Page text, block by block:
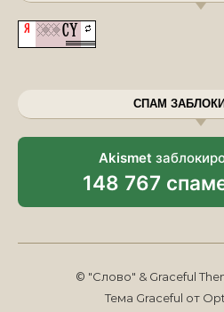
СПАМ
Akismet
148 767
© "Слово" & Graceful
Тема Graceful от